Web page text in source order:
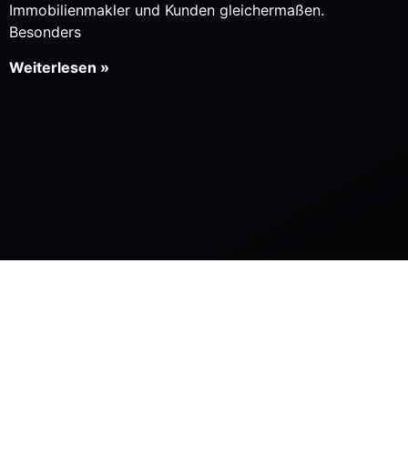
Immobilienmakler und Kunden gleichermaßen.
Besonders
Weiterlesen »